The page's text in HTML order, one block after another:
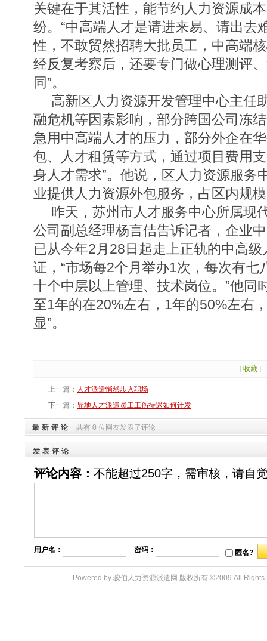
关键在于其活性，能节约人力资源成
纷。“中高端人才是请进来易、请出去
性，不敢贸然招聘大批员工，中高端
经反复考察后，还要专门做心理测评
同”。
高新区人力资源开发管理中心主任
融危机等因素影响，部分跨国公司冻
急用中高端人才的压力，部分外企在
包、人才租赁等方式，通过项目费用
身人才需求”。他说，区人力资源服务
业提供人力资源外包服务，占区内规
昨天，苏州市人才服务中心所属现
公司副总经理杨言佶告诉记者，企业
已从今年2月28日起走上正轨的中高
证，“市场每2个月举办1次，每次有七
十个中层以上管理、技术岗位。”他同
至1年的在20%左右，1年的50%左右
显”。
[ 收藏 ]
上一篇： 人才派遣悄然步入职场
下一篇： 异地人才派遣员工工伤待遇如何计发
最新评论 共有 0 位网友发表了评论
发表评论
评论内容： 不能超过250字，需审核，请自
用户名： 密码： 匿名?
Powered by 骏伯人力资源派遣网 版权所有 ©2009 All